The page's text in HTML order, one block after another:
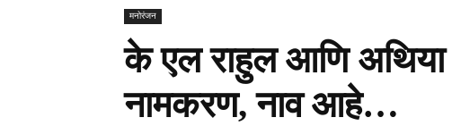
मनोरंजन
के एल राहुल आणि अथिया
नामकरण, नाव आहे…